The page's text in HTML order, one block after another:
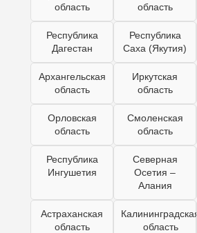
область
область
Республика
Дагестан
Республика
Саха (Якутия)
Архангельская
область
Иркутская
область
Орловская
область
Смоленская
область
Республика
Ингушетия
Северная
Осетия –
Алания
Астраханская
область
Калининградская
область